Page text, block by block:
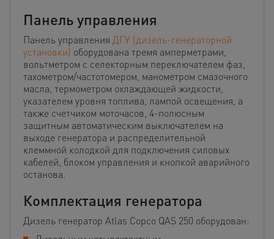
Панель управления
Панель управления ДГУ (дизель-генераторной
установки) оборудована тремя амперметрами,
вольтметром с селекторным переключателем фаз,
тахометром/частотомером, манометром смазочного
масла, термометром охлаждающей жидкости,
указателем уровня топлива, лампой освещения, а
также счетчиком моточасов, 4-полюсным
защитным автоматическим выключателем на
выходе генератора и распределительной
клеммной колодкой для подключения силовых
кабелей, блоком управления и кнопкой аварийного
останова.
Комплектация генератора
Дизель генератор Atlas Copco QAS 250 оборудован: